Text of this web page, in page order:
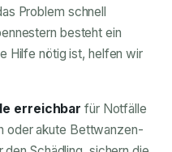
Problem schnell
besteht ein
Hilfe nötig ist, helfen wir
erreichbar für Notfälle
oder akute Bettwanzen-